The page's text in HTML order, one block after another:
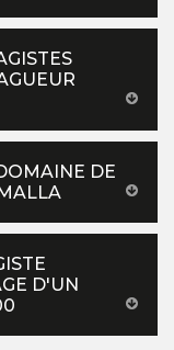
DE
D'UN